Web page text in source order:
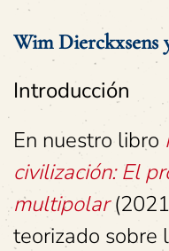
Wim Dierckxsens
Introducción
En nuestro libro
civilización: El
multipolar
teorizado sobre